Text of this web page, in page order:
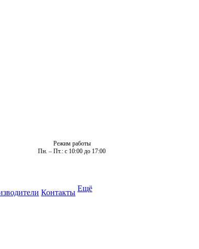
Режим работы
Пн. – Пт.: с 10:00 до 17:00
Контакты Ещё